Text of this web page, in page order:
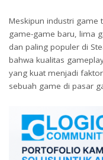
Meskipun industri game
game-game baru, lima
dan paling populer di
bahwa kualitas
yang kuat menjadi
sebuah game di pasar